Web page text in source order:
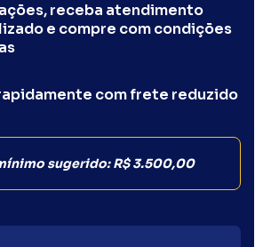
receba atendimento
e compre com condições
com frete reduzido
sugerido: R$ 3.500,00